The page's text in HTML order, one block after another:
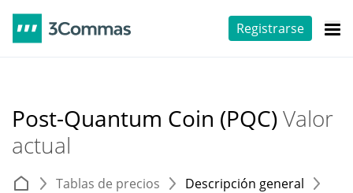
Registrarse
Post-Quantum Coin (PQC)Valor
actual
Tablas de precios Descripción general